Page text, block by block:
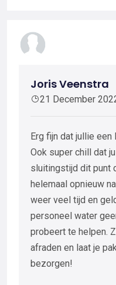
Joris Veenstra
21 December
Erg fijn dat jullie een
Ook super chill dat
sluitingstijd dit punt
helemaal opnieuw
weer veel tijd en
personeel water
probeert te helpen.
afraden en laat je
bezorgen!